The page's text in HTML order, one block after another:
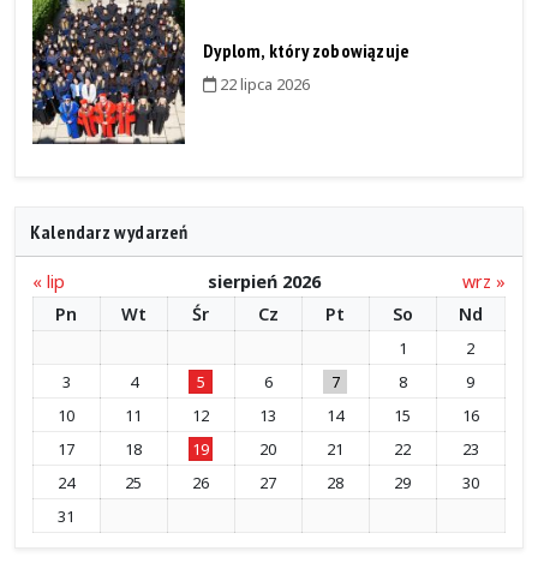
Dyplom, który zobowiązuje
22 lipca 2026
Kalendarz wydarzeń
« lip sierpień 2026
wrz »
Pn
Wt Śr Cz Pt So Nd
1
2
3
4 5 6 7 8
9
10
11 12 13 14 15
16
17
18 19 20 21 22
23
24
25 26 27 28 29
30
31